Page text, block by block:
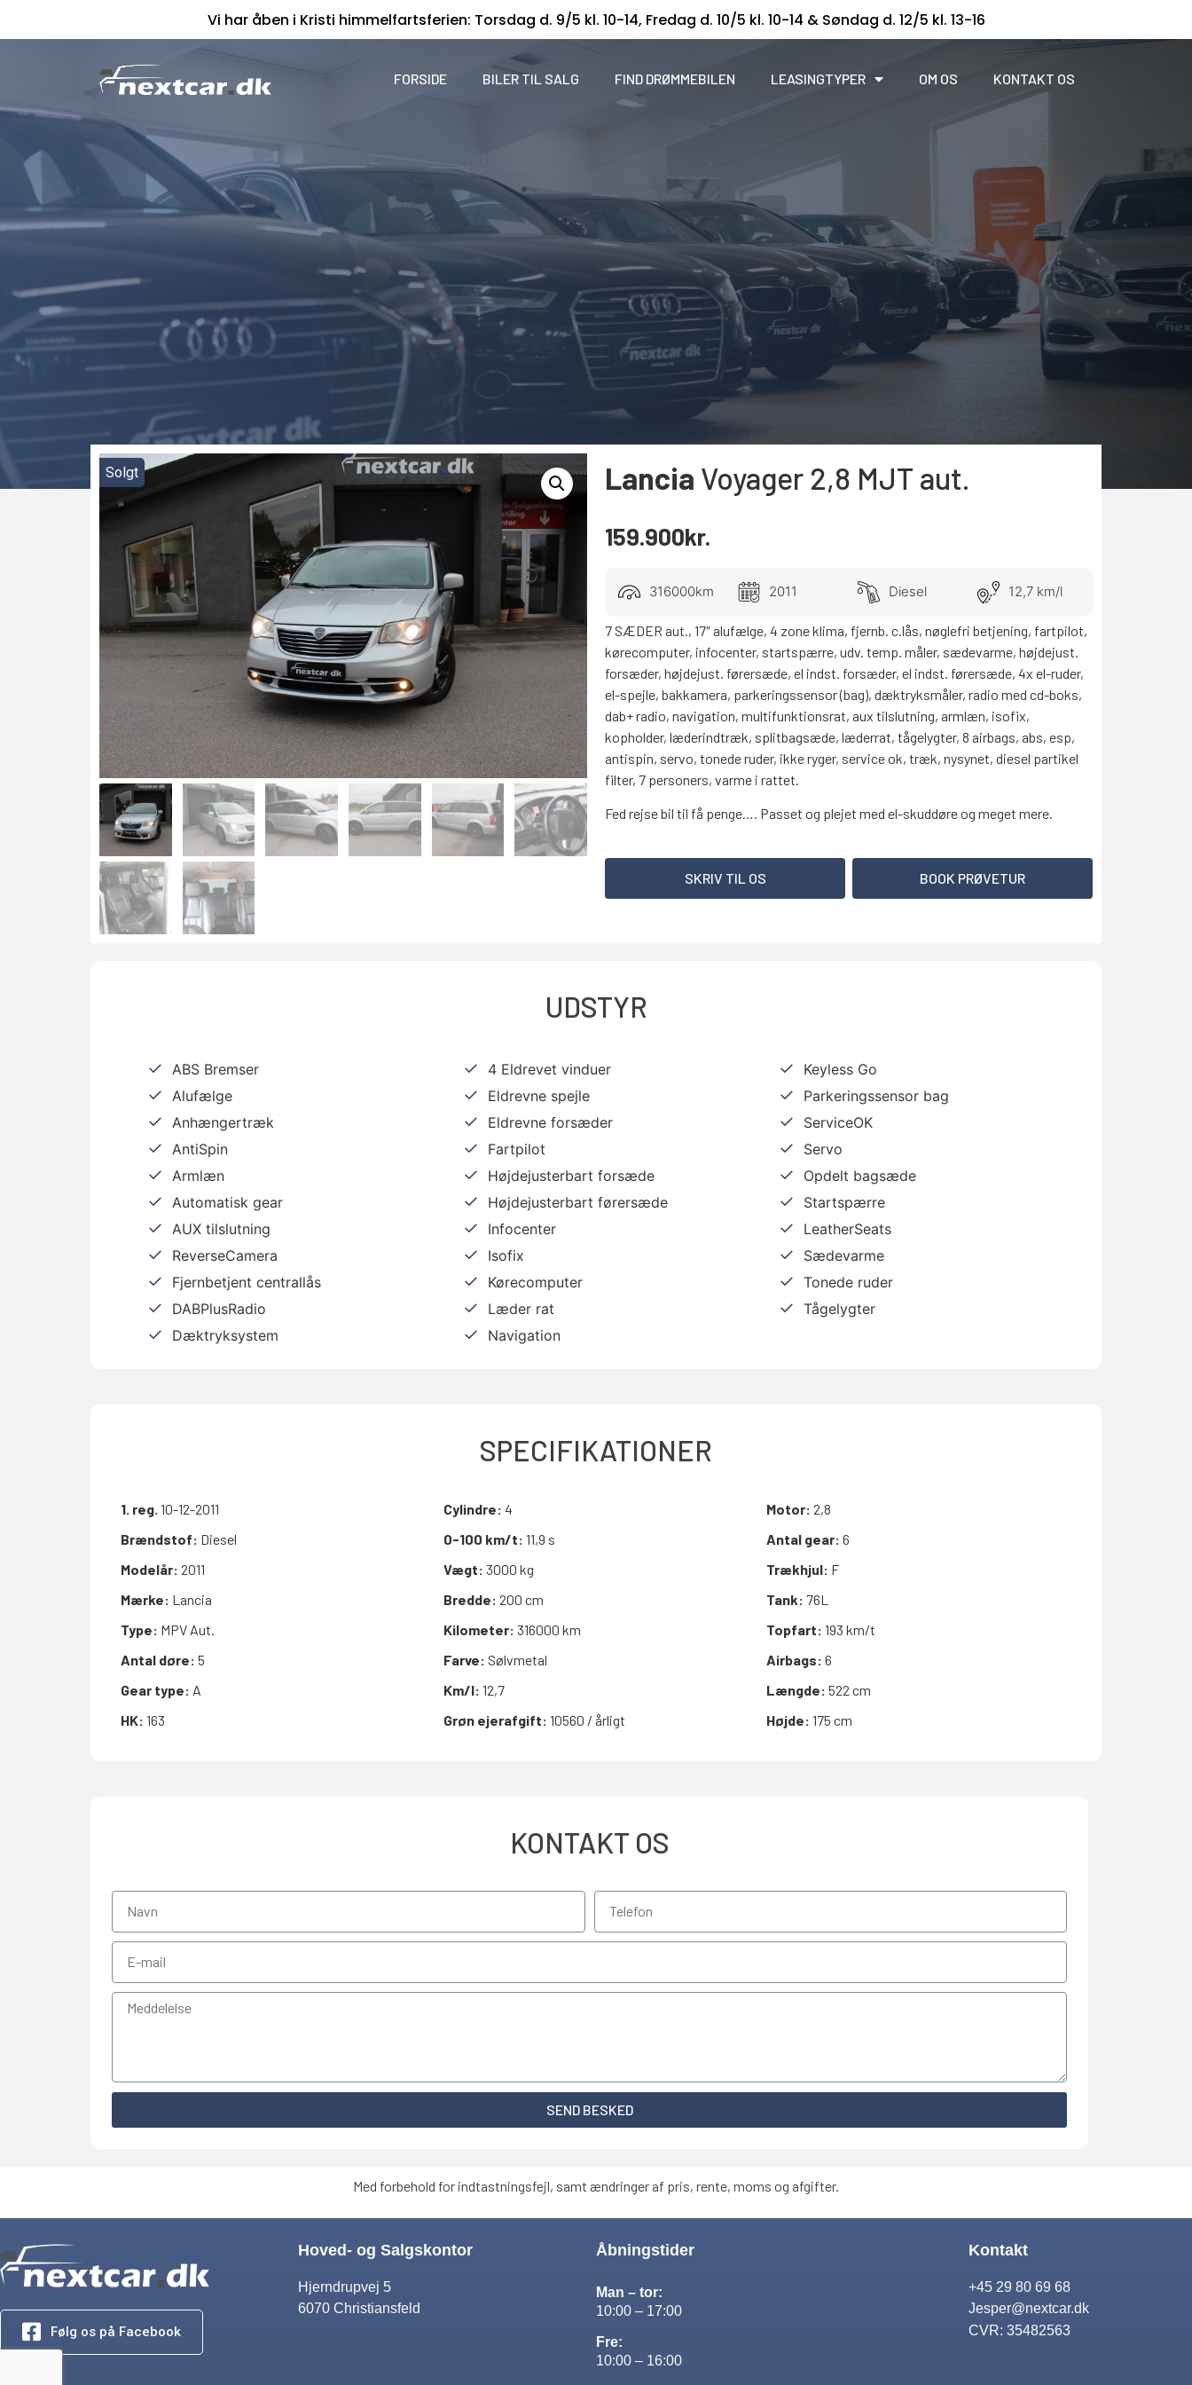
Vi har åben i Kristi himmelfartsferien: Torsdag d. 9/5 kl. 10-14, Fredag d. 10/5 kl. 10-14 & Søndag d. 12/5 kl. 13-16
FORSIDE BILER TIL SALG FIND DRØMMEBILEN LEASINGTYPER OM OS KONTAKT OS
Solgt Lancia Voyager 2,8 MJT aut.
159.900kr.
316000km 2011 Diesel 12,7 km/l
7 SÆDER aut., 17″ alufælge, 4 zone klima, fjernb. c.lås, nøglefri betjening, fartpilot,
kørecomputer, infocenter, startspærre, udv. temp. måler, sædevarme, højdejust.
forsæder, højdejust. førersæde, el indst. forsæder, el indst. førersæde, 4x el-ruder,
el-spejle, bakkamera, parkeringssensor (bag), dæktryksmåler, radio med cd-boks,
dab+ radio, navigation, multifunktionsrat, aux tilslutning, armlæn, isofix,
kopholder, læderindtræk, splitbagsæde, læderrat, tågelygter, 8 airbags, abs, esp,
antispin, servo, tonede ruder, ikke ryger, service ok, træk, nysynet, diesel partikel
filter, 7 personers, varme i rattet.
Fed rejse bil til få penge…. Passet og plejet med el-skuddøre og meget mere.
SKRIV TIL OS BOOK PRØVETUR
UDSTYR
ABS Bremser
Alufælge
Anhængertræk
AntiSpin
Armlæn
Automatisk gear
AUX tilslutning
ReverseCamera
Fjernbetjent centrallås
DABPlusRadio
Dæktryksystem
4 Eldrevet vinduer
Eldrevne spejle
Eldrevne forsæder
Fartpilot
Højdejusterbart forsæde
Højdejusterbart førersæde
Infocenter
Isofix
Kørecomputer
Læder rat
Navigation
Keyless Go
Parkeringssensor bag
ServiceOK
Servo
Opdelt bagsæde
Startspærre
LeatherSeats
Sædevarme
Tonede ruder
Tågelygter
SPECIFIKATIONER
1. reg. 10-12-2011
Brændstof: Diesel
Modelår: 2011
Mærke: Lancia
Type: MPV Aut.
Antal døre: 5
Gear type: A
HK: 163
Cylindre: 4
0-100 km/t: 11,9 s
Vægt: 3000 kg
Bredde: 200 cm
Kilometer: 316000 km
Farve: Sølvmetal
Km/l: 12,7
Grøn ejerafgift: 10560 / årligt
Motor: 2,8
Antal gear: 6
Trækhjul: F
Tank: 76L
Topfart: 193 km/t
Airbags: 6
Længde: 522 cm
Højde: 175 cm
KONTAKT OS
SEND BESKED
Med forbehold for indtastningsfejl, samt ændringer af pris, rente, moms og afgifter.
Følg os på Facebook
Hoved- og Salgskontor
Hjerndrupvej 5
6070 Christiansfeld
Åbningstider
Man – tor:
10:00 – 17:00
Fre:
10:00 – 16:00
Kontakt
+45 29 80 69 68
Jesper@nextcar.dk
CVR: 35482563